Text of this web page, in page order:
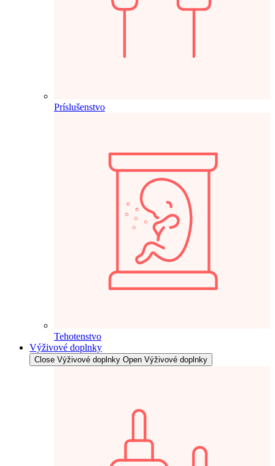
Príslušenstvo
Tehotenstvo
Výživové doplnky
Close Výživové doplnky Open Výživové doplnky